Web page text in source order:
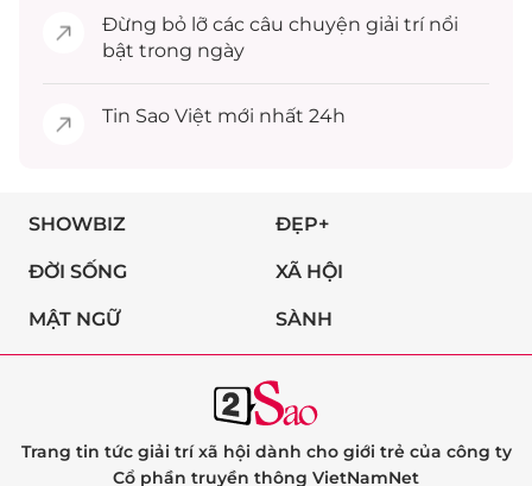
Đừng bỏ lỡ các câu chuyện giải trínổi
bật trong ngày
Tin Sao Việt mới nhất 24h
SHOWBIZ ĐẸP+
ĐỜI SỐNG XÃ HỘI
MẬT NGỮ SÀNH
Trang tin tức giải trí xã hội dành cho giới trẻ của công ty
Cổ phần truyền thông VietNamNet